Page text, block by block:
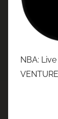
NBA: